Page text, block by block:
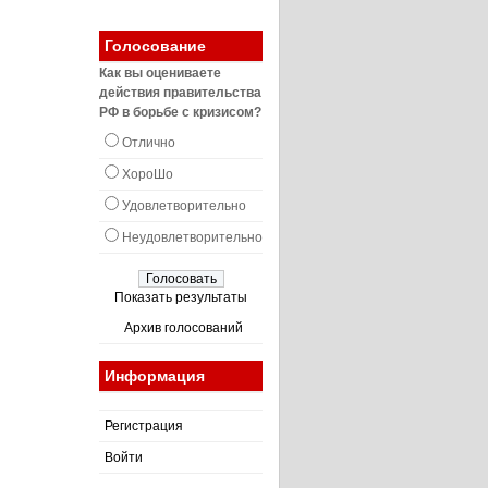
Голосование
Как вы оцениваете
действия правительства
РФ в борьбе с кризисом?
Отлично
ХороШо
Удовлетворительно
Неудовлетворительно
Показать результаты
Архив голосований
Информация
Регистрация
Войти